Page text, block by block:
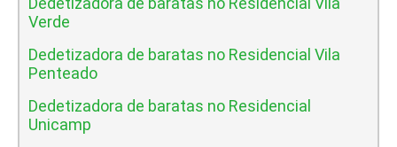
Verde
Dedetizadora de baratas no Residencial Vila
Penteado
Dedetizadora de baratas no Residencial
Unicamp